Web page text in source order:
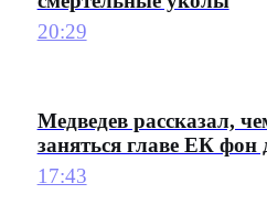
20:29
Медведев рассказал,
заняться главе ЕК фон
17:43